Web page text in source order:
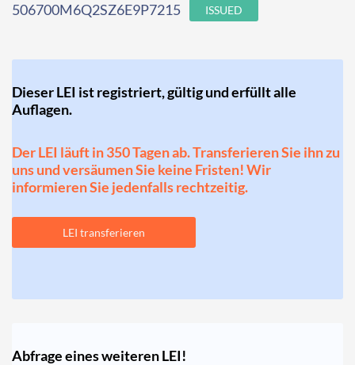
506700M6Q2SZ6E9P7215 ISSUED
Dieser LEI ist registriert, gültig und erfüllt alle
Auflagen.
Der LEI läuft in 350 Tagen ab. Transferieren Sie ihn zu
uns und versäumen Sie keine Fristen! Wir
informieren Sie jedenfalls rechtzeitig.
LEI transferieren
Abfrage eines weiteren LEI!